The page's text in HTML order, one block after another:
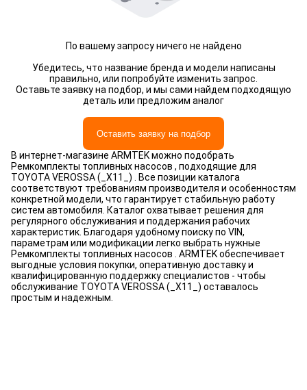
По вашему запросу ничего не найдено
Убедитесь, что название бренда и модели написаны
правильно, или попробуйте изменить запрос.
Оставьте заявку на подбор, и мы сами найдем подходящую
деталь или предложим аналог
Оставить заявку на подбор
В интернет-магазине ARMTEK можно подобрать
Ремкомплекты топливных насосов , подходящие для
TOYOTA VEROSSA (_X11_) . Все позиции каталога
соответствуют требованиям производителя и особенностям
конкретной модели, что гарантирует стабильную работу
систем автомобиля. Каталог охватывает решения для
регулярного обслуживания и поддержания рабочих
характеристик. Благодаря удобному поиску по VIN,
параметрам или модификации легко выбрать нужные
Ремкомплекты топливных насосов . ARMTEK обеспечивает
выгодные условия покупки, оперативную доставку и
квалифицированную поддержку специалистов - чтобы
обслуживание TOYOTA VEROSSA (_X11_) оставалось
простым и надежным.